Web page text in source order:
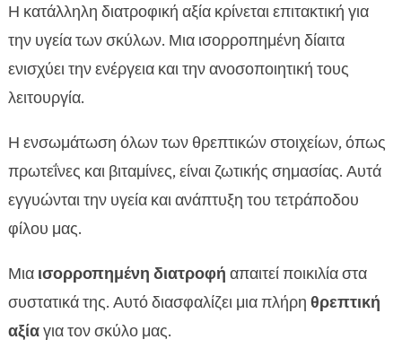
Η κατάλληλη διατροφική αξία κρίνεται επιτακτική για
την υγεία των σκύλων. Μια ισορροπημένη δίαιτα
ενισχύει την ενέργεια και την ανοσοποιητική τους
λειτουργία.
Η ενσωμάτωση όλων των θρεπτικών στοιχείων, όπως
πρωτεΐνες και βιταμίνες, είναι ζωτικής σημασίας. Αυτά
εγγυώνται την υγεία και ανάπτυξη του τετράποδου
φίλου μας.
Μια ισορροπημένη διατροφή απαιτεί ποικιλία στα
συστατικά της. Αυτό διασφαλίζει μια πλήρη θρεπτική
αξίαγια τον σκύλο μας.